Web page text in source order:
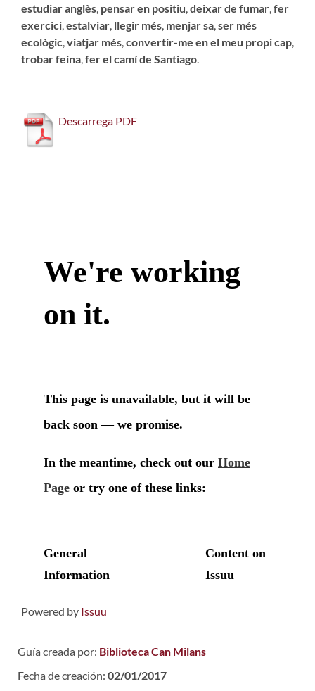
estudiar anglès pensar en positiu deixar de fumar fer
exercici estalviar llegir més menjar sa ser més
ecològic viatjar més convertir-me en el meu propi cap
trobar feina fer el camí de Santiago
Descarrega PDF
Powered by Issuu
Guía creada por: Biblioteca Can Milans
Fecha de creación: 02/01/2017